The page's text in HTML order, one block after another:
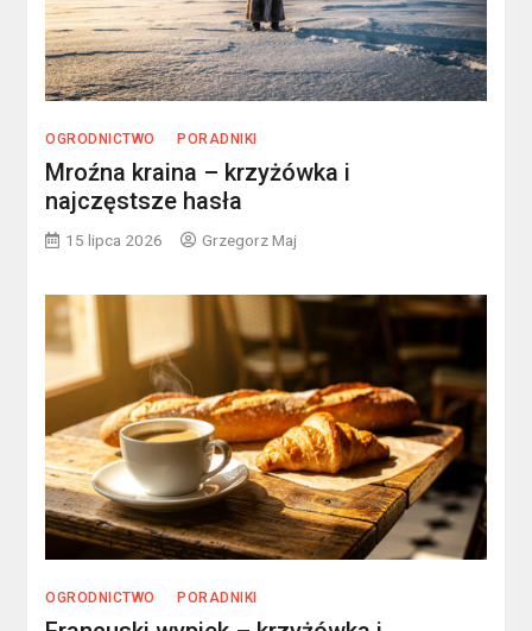
OGRODNICTWO PORADNIKI
Mroźna kraina – krzyżówka i
najczęstsze hasła
15 lipca 2026 Grzegorz Maj
OGRODNICTWO PORADNIKI